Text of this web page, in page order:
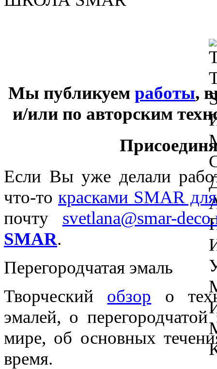
Мы публикуем работы,
и/или по авторским
Если Вы уже делали
что-то красками SMAR
почту svetlana@smar-
SMAR.
Перегородчатая эмаль
Творческий обзор о
эмалей, о
мире, об основных
время.